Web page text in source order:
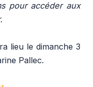
pour accéder aux
lieu le dimanche 3
Pallec.